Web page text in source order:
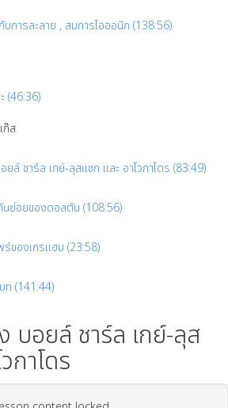
การละลาย , สมการไอออนิก (138:56)
(46:36)
ก๊ส
ล์ ชาร์ล เกย์-ลุสแซก และ อาโวกาโดร (83:49)
นย่อยของดอลตัน (108:56)
ของเกรแฮม (23:58)
ท (141:44)
บอยล์ ชาร์ล เกย์-ลุส
กาโดร